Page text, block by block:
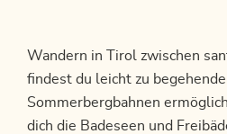
Wandern in Tirol zwischen
findest du leicht zu
Sommerbergbahnen
dich die Badeseen und